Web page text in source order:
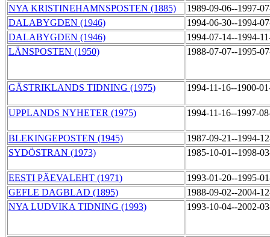
NYA KRISTINEHAMNSPOSTEN (1885)
1989-09-06--1997-
DALABYGDEN (1946)
1994-06-30--1994-
DALABYGDEN (1946)
1994-07-14--1994-
LÄNSPOSTEN (1950)
1988-07-07--1995-
GÄSTRIKLANDS TIDNING (1975) 1994-11-16--1900-
UPPLANDS NYHETER (1975) 1994-11-16--1997-
BLEKINGEPOSTEN (1945)
1987-09-21--1994-
SYDÖSTRAN (1973)
1985-10-01--1998-
EESTI PÄEVALEHT (1971)
1993-01-20--1995-
GEFLE DAGBLAD (1895)
1988-09-02--2004-
NYA LUDVIKA TIDNING (1993)
1993-10-04--2002-